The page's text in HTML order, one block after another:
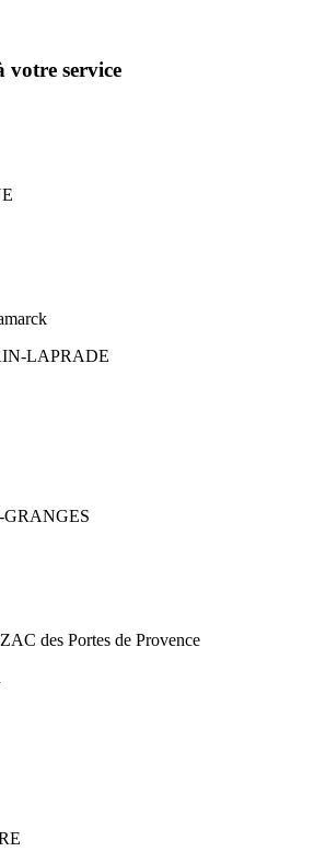
votre service
LAPRADE
des Portes de Provence